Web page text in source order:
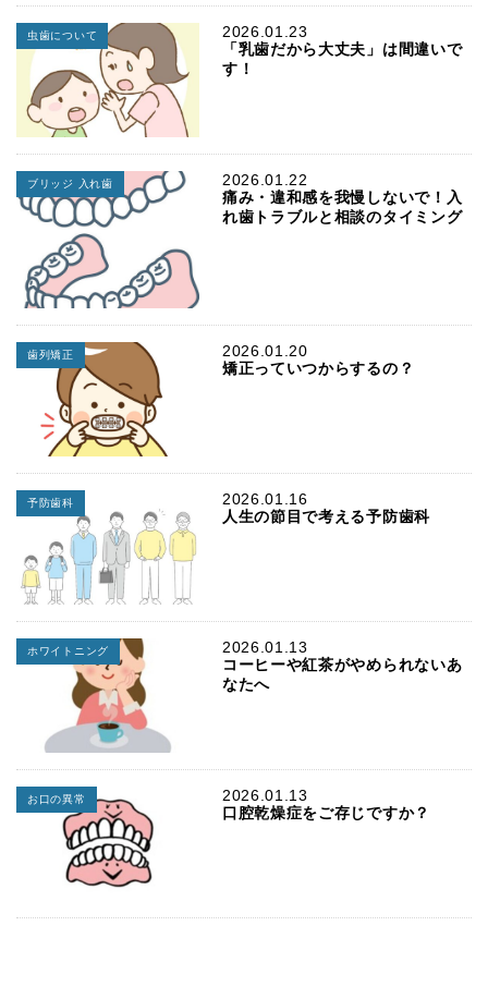
2026.01.23
虫歯について
「乳歯だから大丈夫」は間違いで
す！
2026.01.22
ブリッジ 入れ歯
痛み・違和感を我慢しないで！入
れ歯トラブルと相談のタイミング
2026.01.20
歯列矯正
矯正っていつからするの？
2026.01.16
予防歯科
人生の節目で考える予防歯科
2026.01.13
ホワイトニング
コーヒーや紅茶がやめられないあ
なたへ
2026.01.13
お口の異常
口腔乾燥症をご存じですか？